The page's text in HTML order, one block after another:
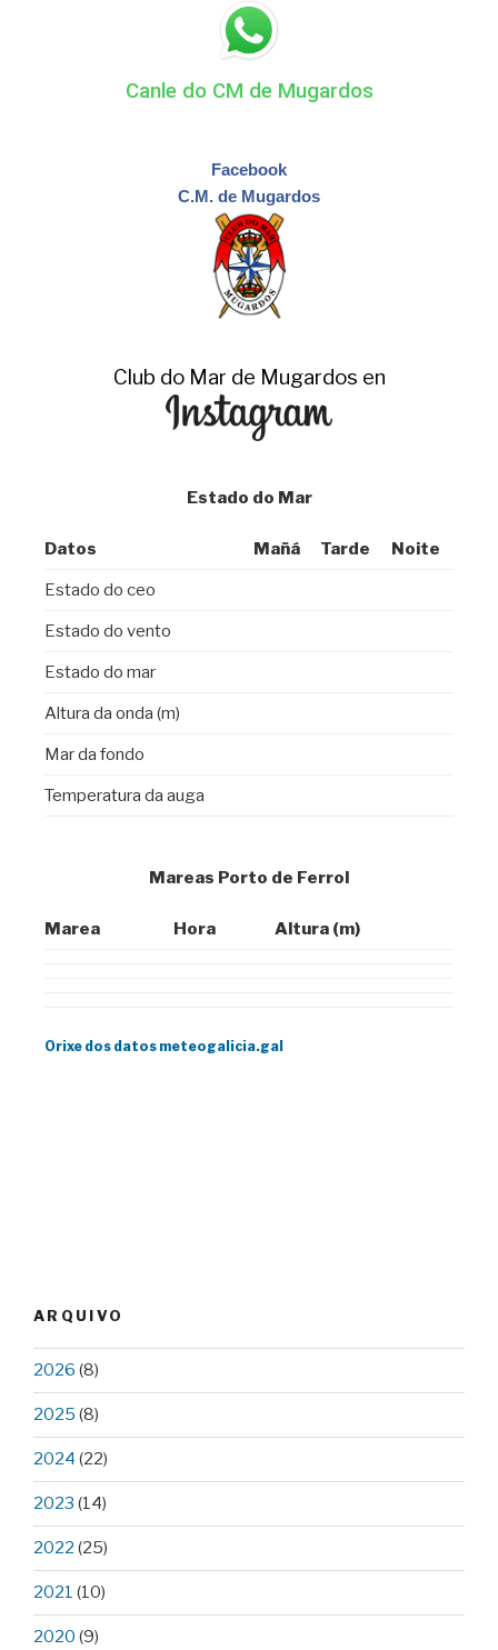
Canle do CM de Mugardos
Facebook
C.M. de Mugardos
Club do Mar de Mugardos en
ARQUIVO
2026 (8)
2025 (8)
2024 (22)
2023 (14)
2022 (25)
2021 (10)
2020 (9)